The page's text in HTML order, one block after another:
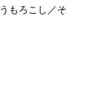
もろこし／そ